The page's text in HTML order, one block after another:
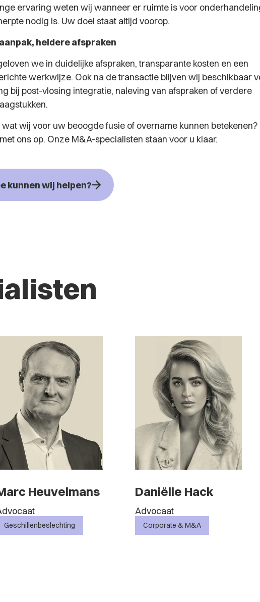
ervaring weten wij wanneer er ruimte is voor
nodig is. Uw doel staat altijd voorop.
heldere afspraken
we in duidelijke afspraken, transparante kosten en een
werkwijze. Ook na de transactie blijven wij beschikbaar
bij post-vlosing integratie, naleving van afspraken of verdere
wij voor uw beoogde fusie of overname kunnen betekenen?
ons op. Onze M&A-specialisten staan voor u klaar.
kunnen wij helpen?
Heuvelmans
Geschillenbeslechting
Daniëlle Hack
Advocaat
Corporate & M&A